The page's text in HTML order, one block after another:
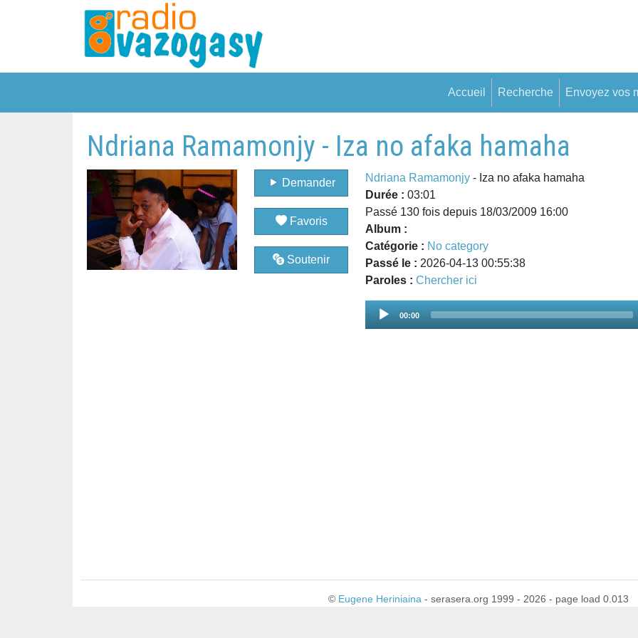
Accueil Recherche Envoyez vos
Ndriana Ramamonjy - Iza no afaka hamaha
Demander
Favoris
Soutenir
Ndriana Ramamonjy - Iza no afaka hamaha
Durée :03:01
Passé 130 fois depuis 18/03/2009 16:00
Album :
Catégorie : No category
Passé le : 2026-04-13 00:55:38
Paroles :Chercher ici
Audio
00:00
© Eugene Heriniaina - serasera.org 1999 - 2026 - page load 0.013